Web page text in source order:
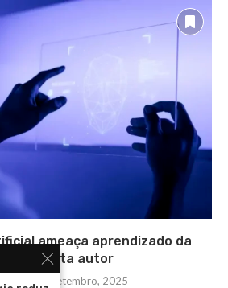
ameaça aprendizado da
alerta autor
feira, 15 setembro, 2025